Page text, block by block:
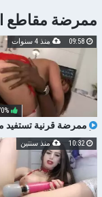
ممرضة مقاطع
ممرضة قرنية تستفيد
الأسود
70%
09:58 منذ 4 سنوات
10:32 منذ سنتين